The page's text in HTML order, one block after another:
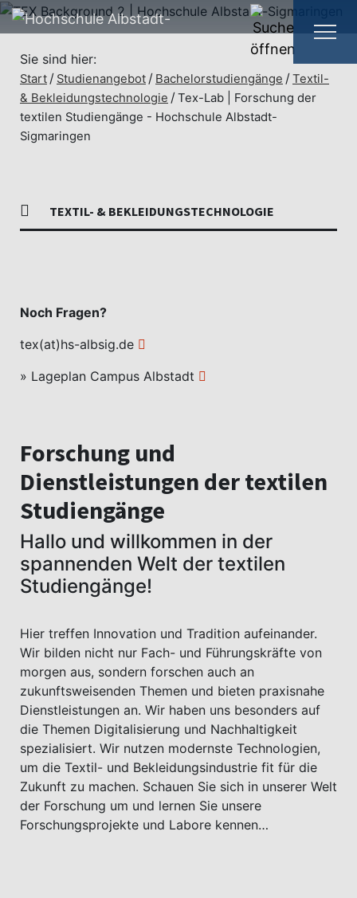
Sie sind hier:
Start Studienangebot Bachelorstudiengänge
Textil-
& Bekleidungstechnologie
Tex-Lab | Forschung der
textilen Studiengänge - Hochschule Albstadt-
Sigmaringen
Forschung und
Dienstleistungen der textilen
Studiengänge
Hallo und willkommen in der
spannenden Welt der textilen
Studiengänge!
Hier treffen Innovation und Tradition aufeinander.
Wir bilden nicht nur Fach- und Führungskräfte von
morgen aus, sondern forschen auch an
zukunftsweisenden Themen und bieten praxisnahe
Dienstleistungen an. Wir haben uns besonders auf
die Themen Digitalisierung und Nachhaltigkeit
spezialisiert. Wir nutzen modernste Technologien,
um die Textil- und Bekleidungsindustrie fit für die
Zukunft zu machen. Schauen Sie sich in unserer Welt
der Forschung um und lernen Sie unsere
Forschungsprojekte und Labore kennen…
TEXTIL- & BEKLEIDUNGSTECHNOLOGIE
Noch Fragen?
tex(at)hs-albsig.de
» Lageplan Campus Albstadt